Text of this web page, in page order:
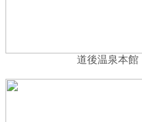
道後温泉本館